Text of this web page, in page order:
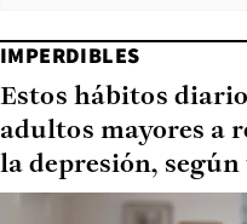
IMPERDIBLES
Estos hábitos
adultos mayores a
la depresión,